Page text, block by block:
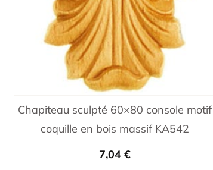
Chapiteau sculpté 60×80 console motif
coquille en bois massif KA542
7,04€